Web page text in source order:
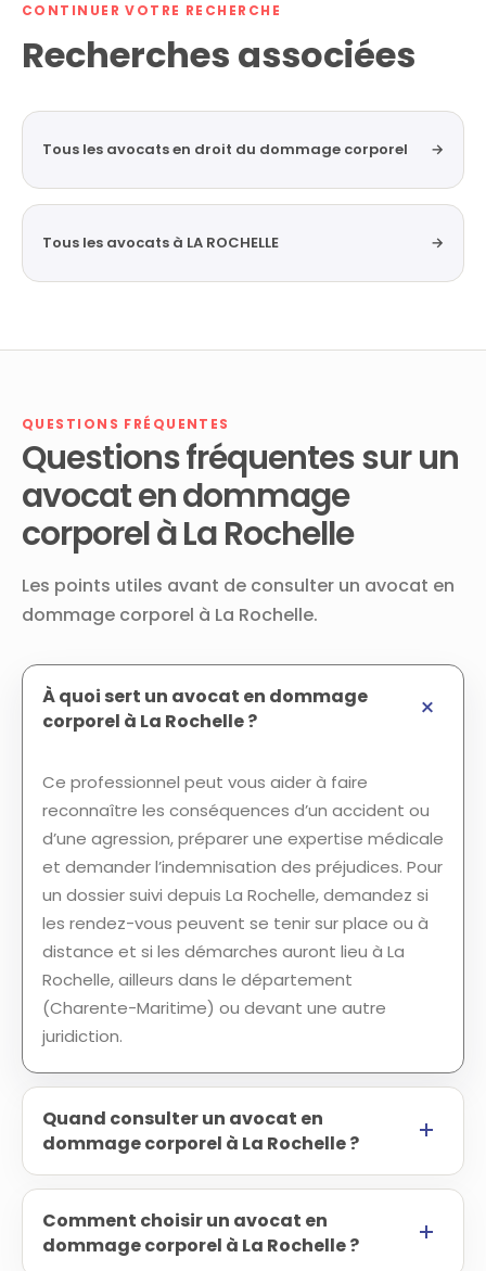
CONTINUER VOTRE RECHERCHE
Recherches associées
Tous les avocats en droit du dommage corporel →
Tous les avocats à LA ROCHELLE →
QUESTIONS FRÉQUENTES
Questions fréquentes sur un
avocat en dommage
corporel à La Rochelle
Les points utiles avant de consulter un avocat en
dommage corporel à La Rochelle.
À quoi sert un avocat en dommage
corporel à La Rochelle ?
Ce professionnel peut vous aider à faire
reconnaître les conséquences d’un accident ou
d’une agression, préparer une expertise médicale
et demander l’indemnisation des préjudices. Pour
un dossier suivi depuis La Rochelle, demandez si
les rendez-vous peuvent se tenir sur place ou à
distance et si les démarches auront lieu à La
Rochelle, ailleurs dans le département
(Charente-Maritime) ou devant une autre
juridiction.
Quand consulter un avocat en
dommage corporel à La Rochelle ?
Comment choisir un avocat en
dommage corporel à La Rochelle ?